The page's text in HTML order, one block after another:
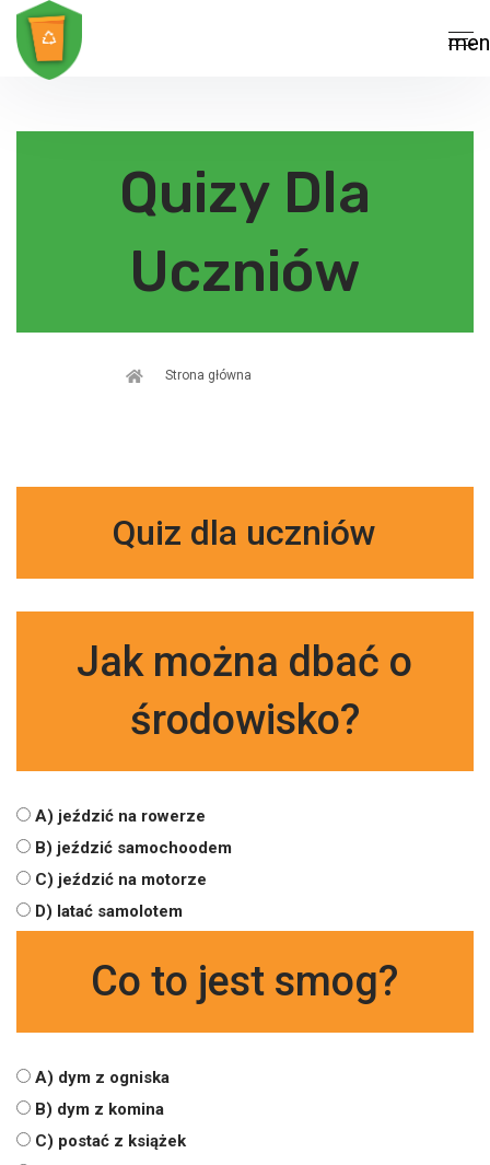
Quizy Dla
Uczniów
Strona główna
Quiz dla uczniów
Jak można dbać o
środowisko?
A) jeździć na rowerze
B) jeździć samochoodem
C) jeździć na motorze
D) latać samolotem
Co to jest smog?
A) dym z ogniska
B) dym z komina
C) postać z książek